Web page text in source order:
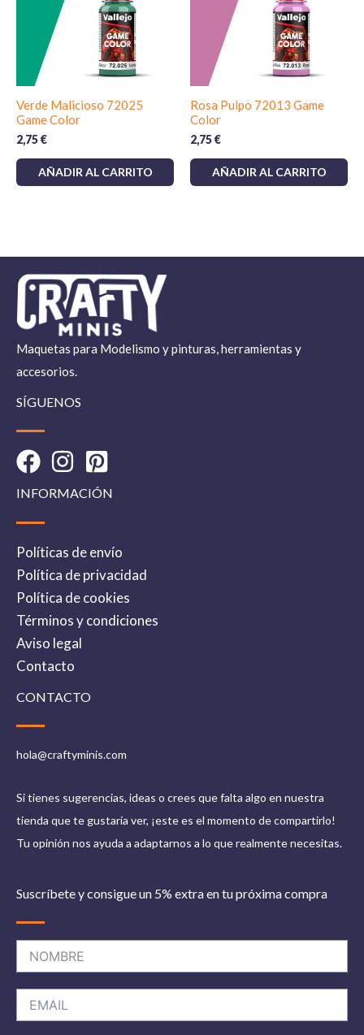
Verde Malicioso 72025
Game Color
2,75€
AÑADIR AL CARRITO
Rosa Pulpo 72013 Game
Color
2,75€
AÑADIR AL CARRITO
Maquetas para Modelismo y pinturas, herramientas y
accesorios.
SÍGUENOS
INFORMACIÓN
Políticas de envío
Política de privacidad
Política de cookies
Términos y condiciones
Aviso legal
Contacto
CONTACTO
hola@craftyminis.com
Si tienes sugerencias, ideas o crees que falta algo en nuestra
tienda que te gustaría ver, ¡este es el momento de compartirlo!
Tu opinión nos ayuda a adaptarnos a lo que realmente necesitas.
Suscríbete y consigue un 5% extra en tu próxima compra